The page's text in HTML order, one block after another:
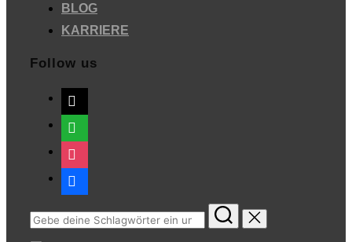
BLOG
KARRIERE
Follow us
mail
whatsapp
instagram
facebook
Suchen
nach: